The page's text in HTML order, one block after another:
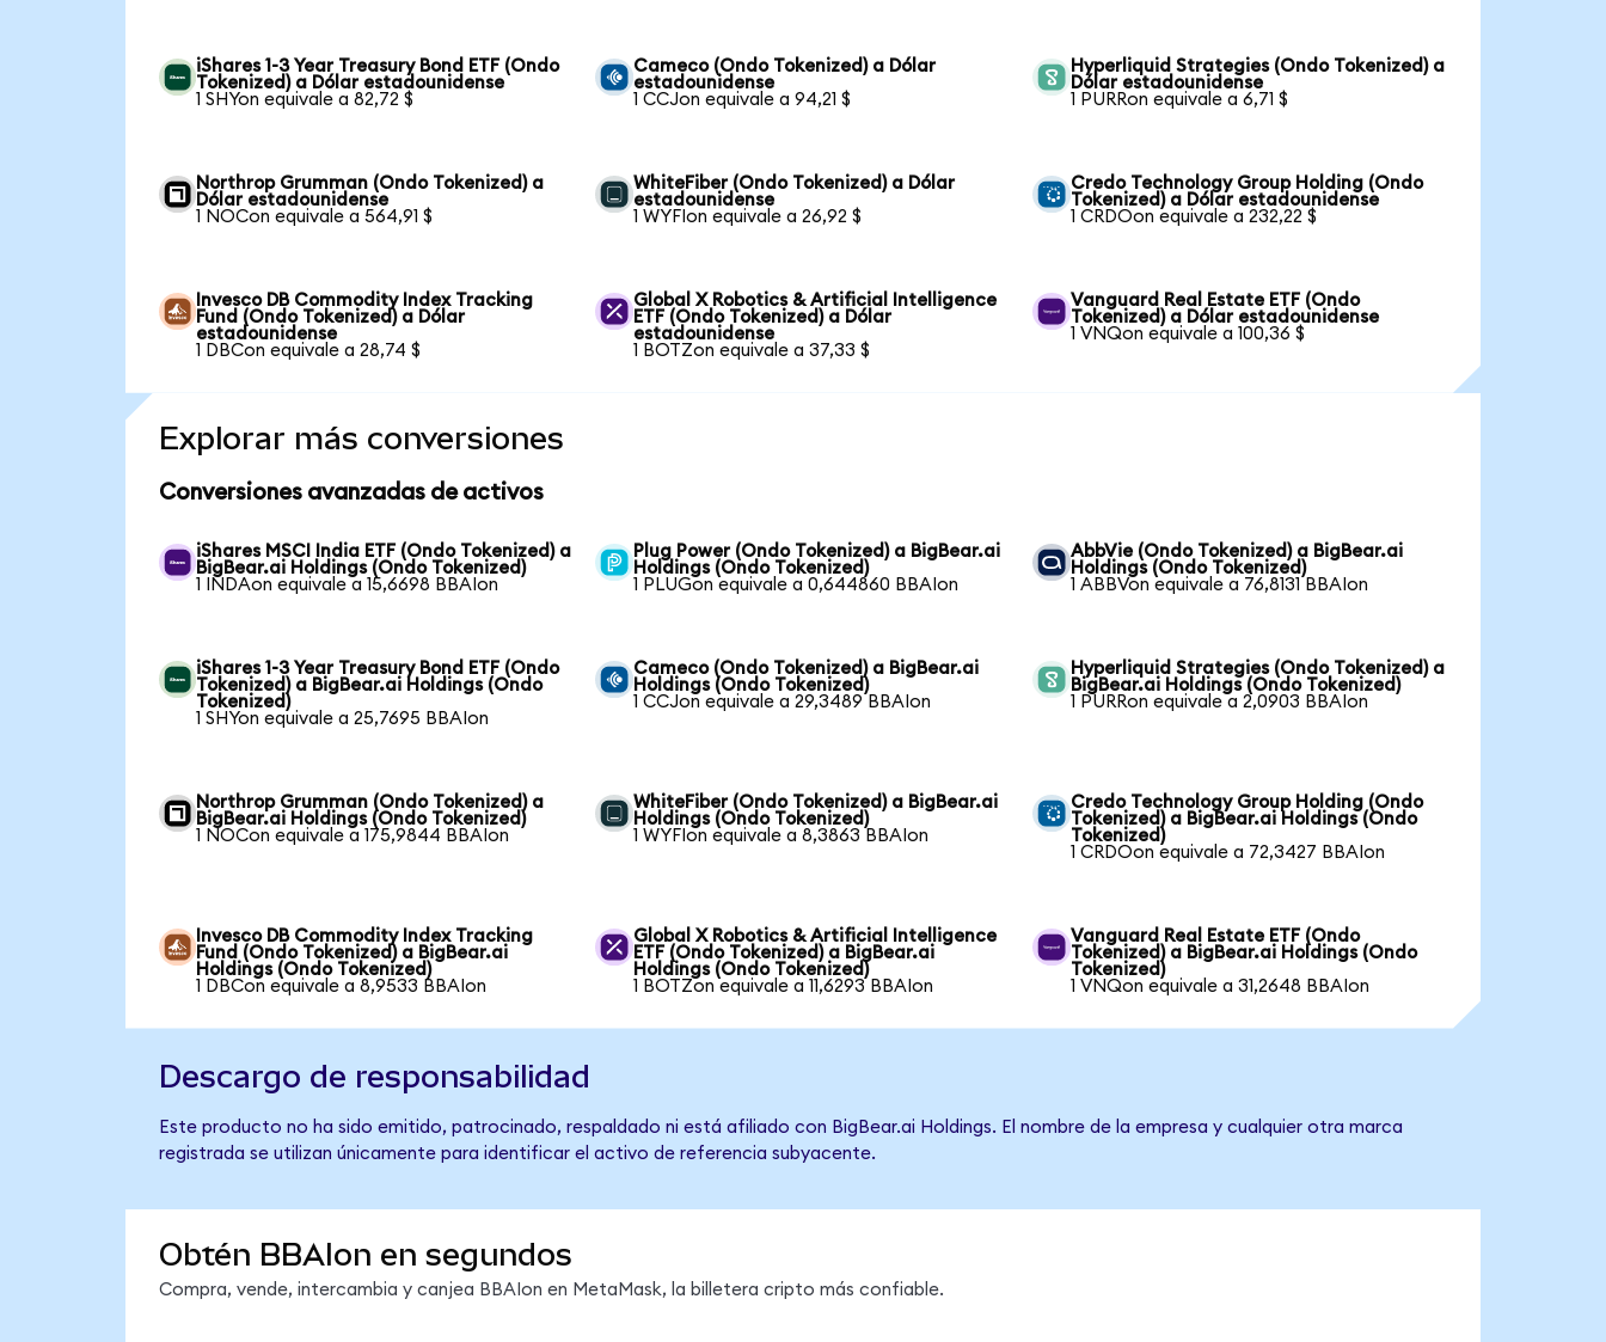
iShares 1-3 Year Treasury Bond ETF (Ondo
Tokenized) a Dólar estadounidense
1 SHYon equivale a 82,72 $
Cameco (Ondo Tokenized) a Dólar
estadounidense
1 CCJon equivale a 94,21 $
Hyperliquid Strategies (Ondo Tokenized) a
Dólar estadounidense
1 PURRon equivale a 6,71 $
Northrop Grumman (Ondo Tokenized) a
Dólar estadounidense
1 NOCon equivale a 564,91 $
WhiteFiber (Ondo Tokenized) a Dólar
estadounidense
1 WYFIon equivale a 26,92 $
Credo Technology Group Holding (Ondo
Tokenized) a Dólar estadounidense
1 CRDOon equivale a 232,22 $
Invesco DB Commodity Index Tracking
Fund (Ondo Tokenized) a Dólar
estadounidense
1 DBCon equivale a 28,74 $
Global X Robotics & Artificial Intelligence
ETF (Ondo Tokenized) a Dólar
estadounidense
1 BOTZon equivale a 37,33 $
Vanguard Real Estate ETF (Ondo
Tokenized) a Dólar estadounidense
1 VNQon equivale a 100,36 $
Explorar más conversiones
Conversiones avanzadas de activos
iShares MSCI India ETF (Ondo Tokenized) a
BigBear.ai Holdings (Ondo Tokenized)
1 INDAon equivale a 15,6698 BBAIon
Plug Power (Ondo Tokenized) a BigBear.ai
Holdings (Ondo Tokenized)
1 PLUGon equivale a 0,644860 BBAIon
AbbVie (Ondo Tokenized) a BigBear.ai
Holdings (Ondo Tokenized)
1 ABBVon equivale a 76,8131 BBAIon
iShares 1-3 Year Treasury Bond ETF (Ondo
Tokenized) a BigBear.ai Holdings (Ondo
Tokenized)
1 SHYon equivale a 25,7695 BBAIon
Cameco (Ondo Tokenized) a BigBear.ai
Holdings (Ondo Tokenized)
1 CCJon equivale a 29,3489 BBAIon
Hyperliquid Strategies (Ondo Tokenized) a
BigBear.ai Holdings (Ondo Tokenized)
1 PURRon equivale a 2,0903 BBAIon
Northrop Grumman (Ondo Tokenized) a
BigBear.ai Holdings (Ondo Tokenized)
1 NOCon equivale a 175,9844 BBAIon
WhiteFiber (Ondo Tokenized) a BigBear.ai
Holdings (Ondo Tokenized)
1 WYFIon equivale a 8,3863 BBAIon
Credo Technology Group Holding (Ondo
Tokenized) a BigBear.ai Holdings (Ondo
Tokenized)
1 CRDOon equivale a 72,3427 BBAIon
Invesco DB Commodity Index Tracking
Fund (Ondo Tokenized) a BigBear.ai
Holdings (Ondo Tokenized)
1 DBCon equivale a 8,9533 BBAIon
Global X Robotics & Artificial Intelligence
ETF (Ondo Tokenized) a BigBear.ai
Holdings (Ondo Tokenized)
1 BOTZon equivale a 11,6293 BBAIon
Vanguard Real Estate ETF (Ondo
Tokenized) a BigBear.ai Holdings (Ondo
Tokenized)
1 VNQon equivale a 31,2648 BBAIon
Descargo de responsabilidad
Este producto no ha sido emitido, patrocinado, respaldado ni está afiliado con BigBear.ai Holdings. El nombre de la empresa y cualquier otra marca
registrada se utilizan únicamente para identificar el activo de referencia subyacente.
Obtén BBAIon en segundos
Compra, vende, intercambia y canjea BBAIon en MetaMask, la billetera cripto más confiable.